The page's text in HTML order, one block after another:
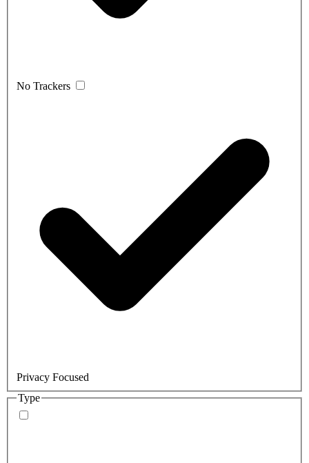
No Trackers
Privacy Focused
Type